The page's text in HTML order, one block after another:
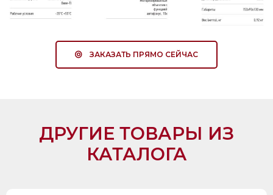
ЗАКАЗАТЬ ПРЯМО СЕЙЧАС
ДРУГИЕ ТОВАРЫ ИЗ
КАТАЛОГА